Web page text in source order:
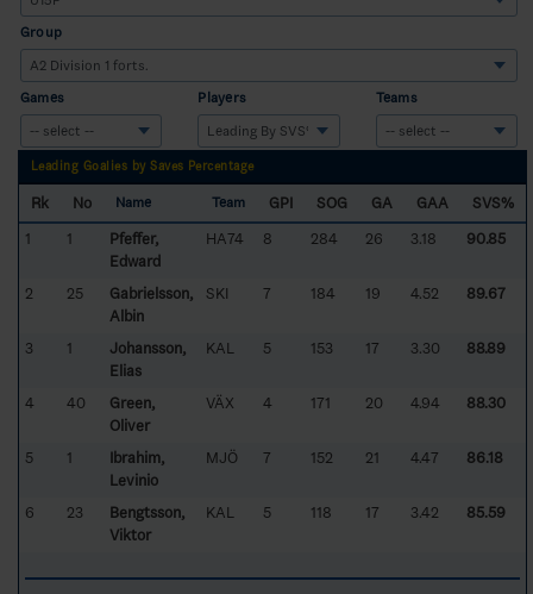
Group
Games Players Teams
Leading Goalies by Saves Percentage
Rk No Name Team GPI SOG GA GAA
SVS%
1
1
Pfeffer,
Edward
HA74 8 284 26 3.18 90.85
2 25
Gabrielsson,
Albin
SKI 7 184 19 4.52 89.67
3 1
Johansson,
Elias
KAL 5 153 17 3.30 88.89
4 40
Green,
Oliver
VÄX 4 171 20 4.94 88.30
5 1
Ibrahim,
Levinio
MJÖ 7 152 21 4.47 86.18
6 23
Bengtsson,
Viktor
KAL 5 118 17 3.42 85.59